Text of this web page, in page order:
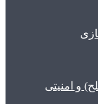
و امنیتی